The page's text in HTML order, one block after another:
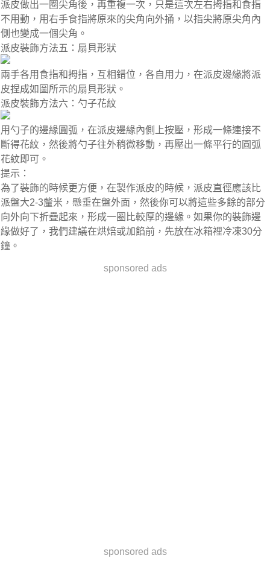
派皮做出一圈尖角後，再重複一次，只是這次左右拇指和食指
不用動，用右手食指將原來的尖角向外捅，以指尖將原尖角內
側也變成一個尖角。
派皮裝飾方法五：扇貝形狀
兩手各用食指和拇指，互相錯位，各自用力，在派皮邊緣將派
皮捏成如圖所示的扇貝形狀。
派皮裝飾方法六：勺子花紋
用勺子的邊緣圓弧，在派皮邊緣內側上按壓，形成一條連接不
斷得花紋，然後將勺子往外稍微移動，再壓出一條平行的圓弧
花紋即可。
提示：
為了裝飾的時候更方便，在製作派皮的時候，派皮直徑應該比
派盤大2-3釐米，懸垂在盤外面，然後你可以將這些多餘的部分
向外向下折疊起來，形成一圈比較厚的邊緣。如果你的裝飾邊
緣做好了，我們建議在烘焙或加餡前，先放在冰箱裡冷凍30分
鐘。
sponsored ads
sponsored ads